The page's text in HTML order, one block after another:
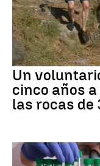
Un
cinco años
las rocas de